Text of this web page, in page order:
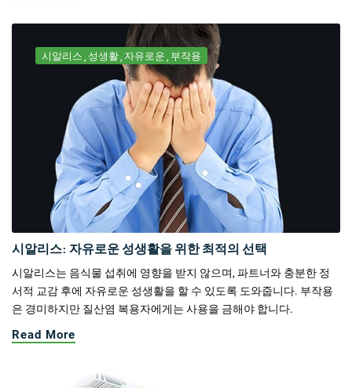
시알리스 성생활 자유로운 부작용
시알리스: 자유로운 성생활을 위한 최적의 선택
시알리스는 음식물 섭취에 영향을 받지 않으며, 파트너와 충분한 정
서적 교감 후에 자유로운 성생활을 할 수 있도록 도와줍니다. 부작용
은 경미하지만 질산염 복용자에게는 사용을 금해야 합니다.
Read More